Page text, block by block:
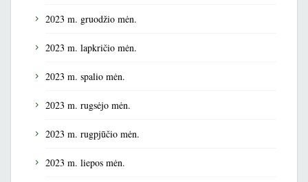
2023 m. gruodžio mėn.
2023 m. lapkričio mėn.
2023 m. spalio mėn.
2023 m. rugsėjo mėn.
2023 m. rugpjūčio mėn.
2023 m. liepos mėn.